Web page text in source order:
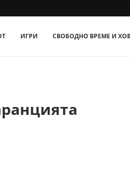
ИГРИ СВОБОДНО ВРЕМЕ И